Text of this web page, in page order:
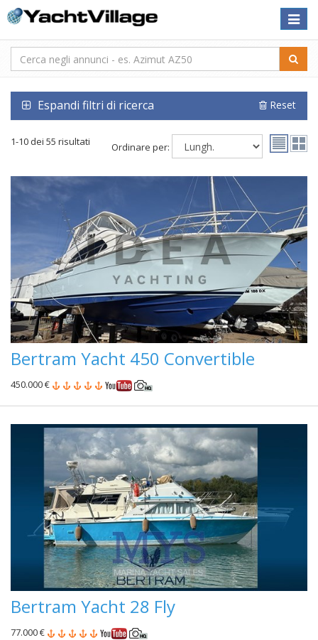
Toggle
Espandi filtri di ricerca Reset
1-10 dei 55 risultati Ordinare per:
Bertram Yacht 450 Convertible
450.000 €
Bertram Yacht 28 Fly
77.000 €